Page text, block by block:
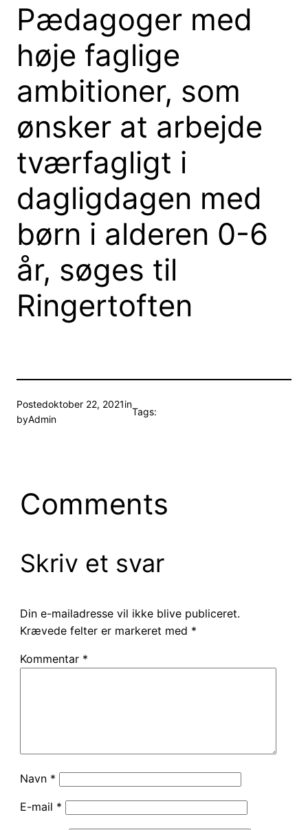
Pædagoger med
høje faglige
ambitioner, som
ønsker at arbejde
tværfagligt i
dagligdagen med
børn i alderen 0-6
år, søges til
Ringertoften
Postedoktober 22, 2021in
byAdmin
Tags:
Comments
Skriv et svar
Din e-mailadresse vil ikke blive publiceret.
Krævede felter er markeret med *
Kommentar *
Navn *
E-mail *